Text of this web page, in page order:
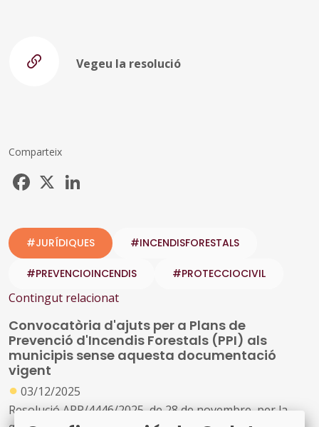
Vegeu la resolució
Comparteix
Facebook
#JURÍDIQUES #INCENDISFORESTALS
#PREVENCIOINCENDIS #PROTECCIOCIVIL
Contingut relacionat
Convocatòria d'ajuts per a Plans de
Prevenció d'Incendis Forestals (PPI) als
municipis sense aquesta documentació
vigent
● 03/12/2025
Resolució ARP/4446/2025, de 28 de novembre, per la